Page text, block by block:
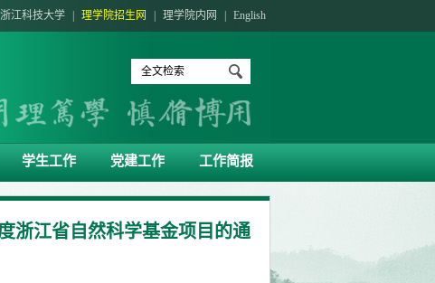
浙江科技大学 理学院招生网 理学院内网 English
学生工作 党建工作 工作简报
浙江省自然科学基金项目的通